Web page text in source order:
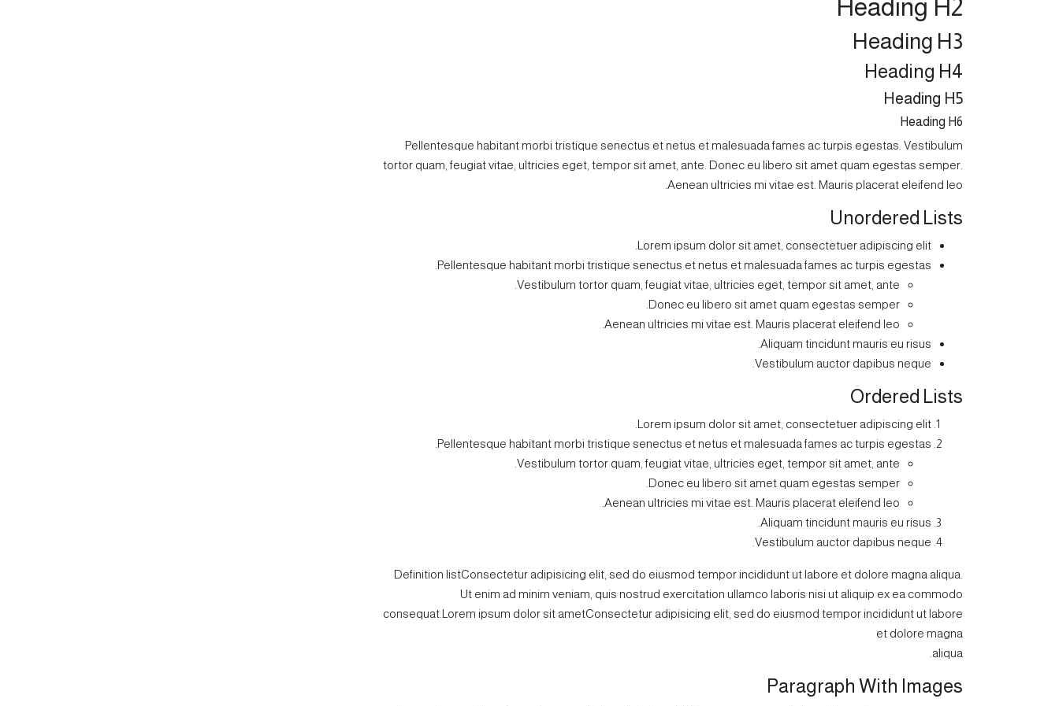
Heading H2
Heading H3
Heading H4
Heading H5
Heading H6
Pellentesque habitant morbi tristique senectus et netus et malesuada fames ac turpis egestas. Vestibulum
tortor quam, feugiat vitae, ultricies eget, tempor sit amet, ante. Donec eu libero sit amet quam egestas semper.
Aenean ultricies mi vitae est. Mauris placerat eleifend leo.
Unordered Lists
Lorem ipsum dolor sit amet, consectetuer adipiscing elit.
Pellentesque habitant morbi tristique senectus et netus et malesuada fames ac turpis egestas.
Vestibulum tortor quam, feugiat vitae, ultricies eget, tempor sit amet, ante.
Donec eu libero sit amet quam egestas semper.
Aenean ultricies mi vitae est. Mauris placerat eleifend leo.
Aliquam tincidunt mauris eu risus.
Vestibulum auctor dapibus neque.
Ordered Lists
Lorem ipsum dolor sit amet, consectetuer adipiscing elit.
Pellentesque habitant morbi tristique senectus et netus et malesuada fames ac turpis egestas.
Vestibulum tortor quam, feugiat vitae, ultricies eget, tempor sit amet, ante.
Donec eu libero sit amet quam egestas semper.
Aenean ultricies mi vitae est. Mauris placerat eleifend leo.
Aliquam tincidunt mauris eu risus.
Vestibulum auctor dapibus neque.
Definition listConsectetur adipisicing elit, sed do eiusmod tempor incididunt ut labore et dolore magna aliqua.
Ut enim ad minim veniam, quis nostrud exercitation ullamco laboris nisi ut aliquip ex ea commodo
consequat.Lorem ipsum dolor sit ametConsectetur adipisicing elit, sed do eiusmod tempor incididunt ut labore
et dolore magna
aliqua.
Paragraph With Images